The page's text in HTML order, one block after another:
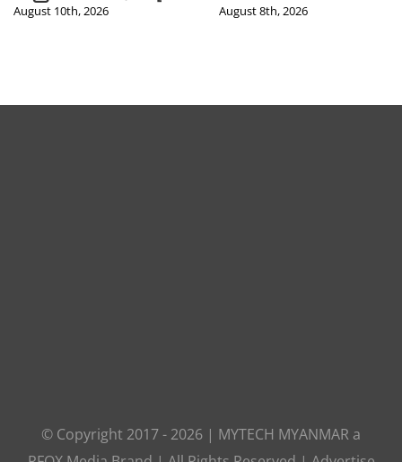
August 10th, 2026 August 8th, 2026
© Copyright 2017 - 2026 | MYTECH MYANMAR a